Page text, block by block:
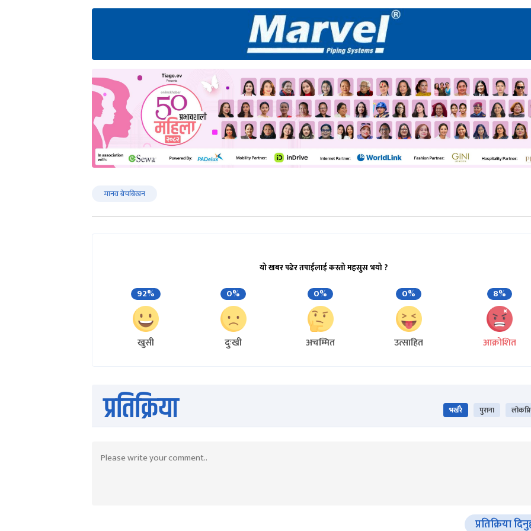
मानव बेचबिखन
यो खबर पढेर तपाईलाई कस्तो महसुस भयो ?
92%
खुसी
0%
दुःखी
0%
अचम्मित
0%
उत्साहित
8%
आक्रोशित
प्रतिक्रिया भर्खरै पुराना
प्रतिक्रिया